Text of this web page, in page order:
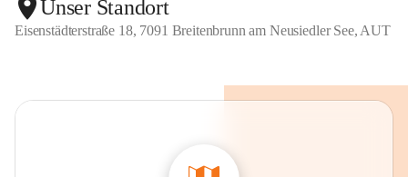
Unser Standort
Eisenstädterstraße 18, 7091 Breitenbrunn am Neusiedler See, AUT